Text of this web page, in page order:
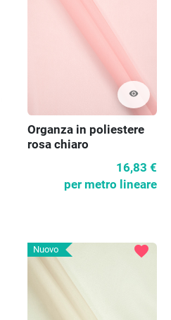
visibility
Organza in poliestere
rosa chiaro
16,83 €
per metro lineare
Nuovo favorite